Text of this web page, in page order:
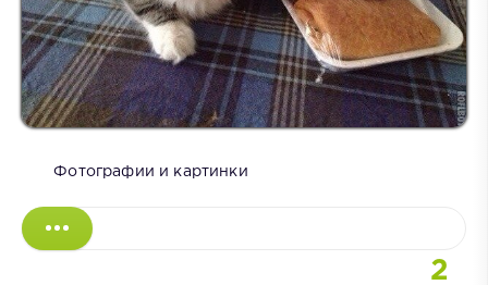
Фотографии и картинки
2